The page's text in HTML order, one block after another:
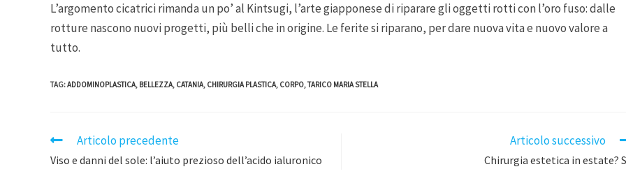
L’argomento cicatrici rimanda un po’ al Kintsugi, l’arte giapponese di riparare gli oggetti rotti con l’oro fuso: dalle
rotture nascono nuovi progetti, più belli che in origine. Le ferite si riparano, per dare nuova vita e nuovo valore a
tutto.
TAG:ADDOMINOPLASTICA, BELLEZZA, CATANIA, CHIRURGIA PLASTICA, CORPO, TARICO MARIA STELLA
Articolo precedente
Viso e danni del sole: l’aiuto prezioso dell’acido ialuronico
Articolo successivo
Chirurgia estetica in estate?